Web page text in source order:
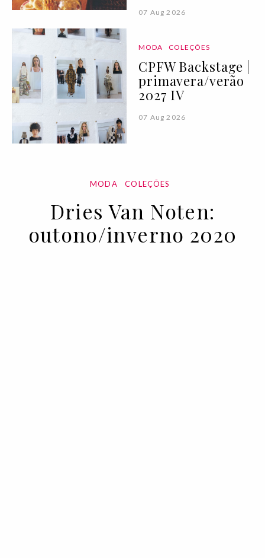
07 Aug 2026
MODA COLEÇÕES
CPFW Backstage |
primavera/verão
2027 IV
07 Aug 2026
MODA COLEÇÕES
Dries Van Noten:
outono/inverno 2020